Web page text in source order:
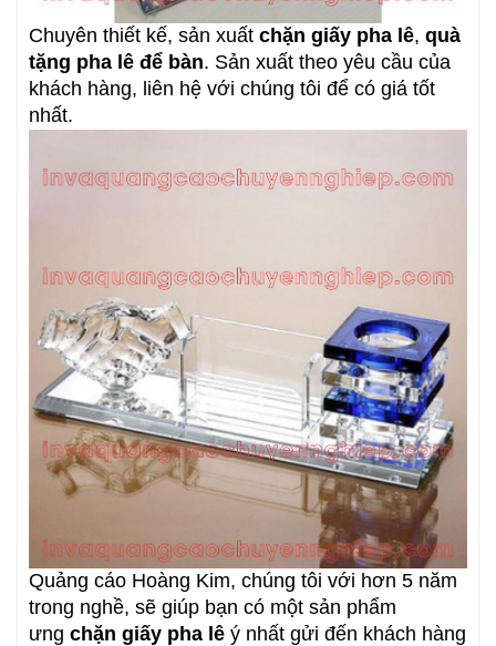
Chuyên thiết kế, sản xuất chặn giấy pha lê, quà
tặng pha lê để bàn. Sản xuất theo yêu cầu của
khách hàng, liên hệ với chúng tôi để có giá tốt
nhất.
Quảng cáo Hoàng Kim, chúng tôi với hơn 5 năm
trong nghề, sẽ giúp bạn có một sản phẩm
ưng chặn giấy pha lê ý nhất gửi đến khách hàng